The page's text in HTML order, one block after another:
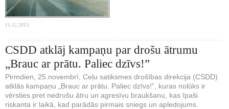
11.12.2013.
CSDD atklāj kampaņu par drošu ātrumu
„Brauc ar prātu. Paliec dzīvs!”
Pirmdien, 25.novembrī, Ceļu satiksmes drošības direkcija (CSDD)
atklās kampaņu „Brauc ar prātu. Paliec dzīvs!”, kuras nolūks ir
vērsties pret nedrošu ātru un agresīvu braukšanu, kas īpaši
riskanta ir laikā, kad parādās pirmais sniegs un apledojums.